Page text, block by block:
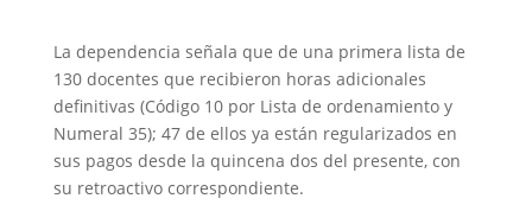
La dependencia señala que de una primera lista de
130 docentes que recibieron horas adicionales
definitivas (Código 10 por Lista de ordenamiento y
Numeral 35); 47 de ellos ya están regularizados en
sus pagos desde la quincena dos del presente, con
su retroactivo correspondiente.